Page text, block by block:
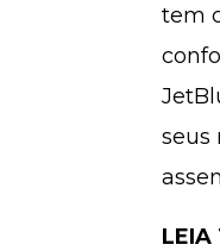
tem
seus
LEIA